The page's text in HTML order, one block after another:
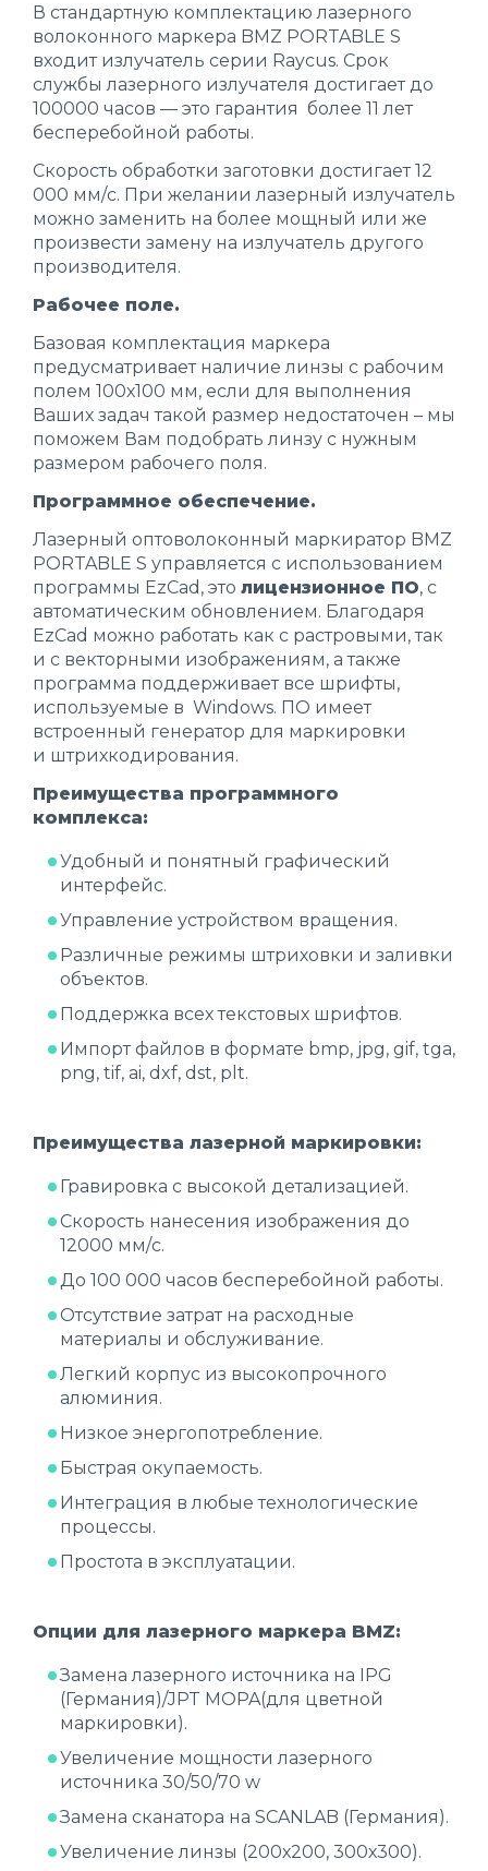
В стандартную комплектацию лазерного
волоконного маркера BMZ PORTABLE S
входит излучатель серии Raycus. Срок
службы лазерного излучателя достигает до
100000 часов — это гарантия более 11 лет
бесперебойной работы.
Скорость обработки заготовки достигает 12
000 мм/c. При желании лазерный излучатель
можно заменить на более мощный или же
произвести замену на излучатель другого
производителя.
Рабочее поле.
Базовая комплектация маркера
предусматривает наличие линзы с рабочим
полем 100х100 мм, если для выполнения
Ваших задач такой размер недостаточен – мы
поможем Вам подобрать линзу с нужным
размером рабочего поля.
Программное обеспечение.
Лазерный оптоволоконный маркиратор BMZ
PORTABLE S управляется с использованием
программы EzСad, это лицензионное ПО, с
автоматическим обновлением. Благодаря
EzСad можно работать как с растровыми, так
и с векторными изображениям, а также
программа поддерживает все шрифты,
используемые в Windows. ПО имеет
встроенный генератор для маркировки
и штрихкодирования.
Преимущества программного
комплекса:
Удобный и понятный графический
интерфейс.
Управление устройством вращения.
Различные режимы штриховки и заливки
объектов.
Поддержка всех текстовых шрифтов.
Импорт файлов в формате bmp, jpg, gif, tga,
png, tif, ai, dxf, dst, plt.
Преимущества лазерной маркировки:
Гравировка с высокой детализацией.
Скорость нанесения изображения до
12000 мм/c.
До 100 000 часов бесперебойной работы.
Отсутствие затрат на расходные
материалы и обслуживание.
Легкий корпус из высокопрочного
алюминия.
Низкое энергопотребление.
Быстрая окупаемость.
Интеграция в любые технологические
процессы.
Простота в эксплуатации.
Опции для лазерного маркера BMZ:
Замена лазерного источника на IPG
(Германия)/JPT MOPA(для цветной
маркировки).
Увеличение мощности лазерного
источника 30/50/70 w
Замена сканатора на SCANLAB (Германия).
Увеличение линзы (200х200, 300х300).